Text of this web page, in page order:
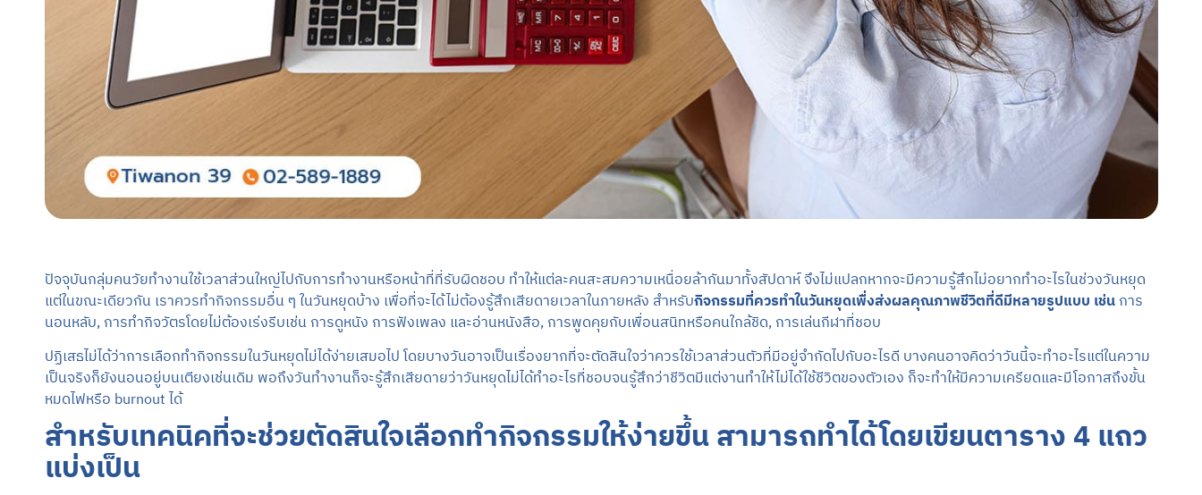
ปัจจุบันกลุ่มคนวัยทำงานใช้เวลาส่วนใหญ่ไปกับการทำงานหรือหน้าที่ที่รับผิดชอบ ทำให้แต่ละคนสะสมความเหนื่อยล้ากันมาทั้งสัปดาห์ จึงไม่แปลกหากจะมีความรู้สึกไม่อยากทำอะไรในช่วงวันหยุด
แต่ในขณะเดียวกัน เราควรทำกิจกรรมอื่น ๆ ในวันหยุดบ้าง เพื่อที่จะได้ไม่ต้องรู้สึกเสียดายเวลาในภายหลัง สำหรับกิจกรรมที่ควรทำในวันหยุดเพื่งส่งผลคุณภาพชีวิตที่ดีมีหลายรูปแบบ เช่นการ
นอนหลับ, การทำกิจวัตรโดยไม่ต้องเร่งรีบเช่น การดูหนัง การฟังเพลง และอ่านหนังสือ, การพูดคุยกับเพื่อนสนิทหรือคนใกล้ชิด, การเล่นกีฬาที่ชอบ
ปฏิเสธไม่ได้ว่าการเลือกทำกิจกรรมในวันหยุดไม่ได้ง่ายเสมอไป โดยบางวันอาจเป็นเรื่องยากที่จะตัดสินใจว่าควรใช้เวลาส่วนตัวที่มีอยู่จำกัดไปกับอะไรดี บางคนอาจคิดว่าวันนี้จะทำอะไรแต่ในความ
เป็นจริงก็ยังนอนอยู่บนเตียงเช่นเดิม พอถึงวันทำงานก็จะรู้สึกเสียดายว่าวันหยุดไม่ได้ทำอะไรที่ชอบจนรู้สึกว่าชีวิตมีแต่งานทำให้ไม่ได้ใช้ชีวิตของตัวเอง ก็จะทำให้มีความเครียดและมีโอกาสถึงขั้น
หมดไฟหรือ burnout ได้
สำหรับเทคนิคที่จะช่วยตัดสินใจเลือกทำกิจกรรมให้ง่ายขึ้น สามารถทำได้โดยเขียนตาราง 4 แถว
แบ่งเป็น